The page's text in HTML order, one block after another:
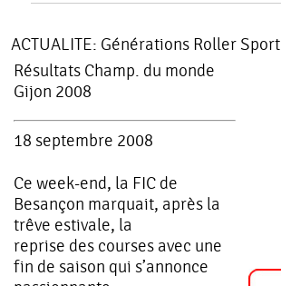
ACTUALITE: Générations Roller Sport
Résultats Champ. du monde
Gijon 2008
18 septembre 2008
Ce week-end, la FIC de
Besançon marquait, après la
trêve estivale, la
reprise des courses avec une
fin de saison qui s’annonce